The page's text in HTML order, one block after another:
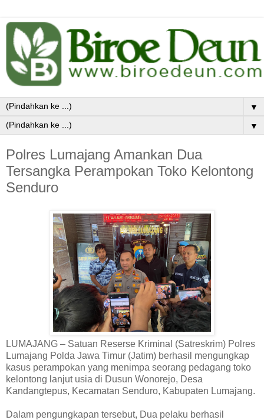
▼
▼
Polres Lumajang Amankan Dua
Tersangka Perampokan Toko Kelontong
Senduro
LUMAJANG – Satuan Reserse Kriminal (Satreskrim) Polres
Lumajang Polda Jawa Timur (Jatim) berhasil mengungkap
kasus perampokan yang menimpa seorang pedagang toko
kelontong lanjut usia di Dusun Wonorejo, Desa
Kandangtepus, Kecamatan Senduro, Kabupaten Lumajang.
Dalam pengungkapan tersebut, Dua pelaku berhasil